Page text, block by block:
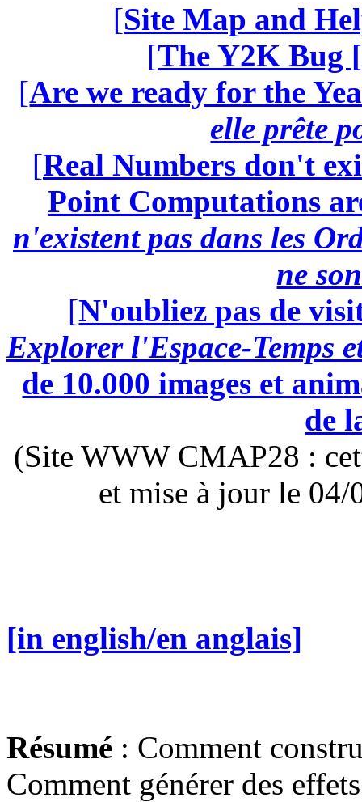
[Site Map and
[The Y2K Bug [
[Are we ready for the
elle prête
[Real Numbers don't
Point Computations
n'existent pas dans les
ne
[N'oubliez pas de
Explorer l'Espace-Temps
de 10.000 images et
de
(Site WWW CMAP28 :
et mise à jour le
[in english/en anglais]
Résumé : Comment
Comment générer des